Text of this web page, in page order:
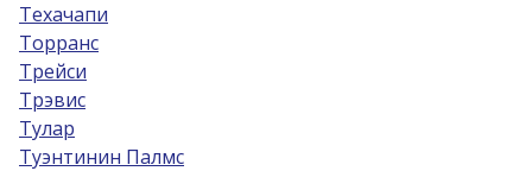
Техачапи
Торранс
Трейси
Трэвис
Тулар
Туэнтинин Палмс